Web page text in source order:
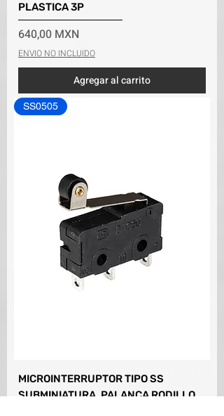
PLASTICA 3P
Precio
640,00 MXN
ENVIO NO INCLUIDO
Agregar al carrito
SS0505
MICROINTERRUPTOR TIPO SS
SUBMINIATURA, PALANCA RODILLO